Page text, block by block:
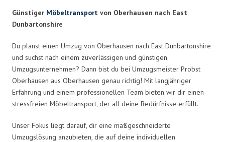
Günstiger Möbeltransport von Oberhausen nach East
Dunbartonshire
Du planst einen Umzug von Oberhausen nach East Dunbartonshire
und suchst nach einem zuverlässigen und günstigen
Umzugsunternehmen? Dann bist du bei Umzugsmeister Probst
Oberhausen aus Oberhausen genau richtig! Mit langjähriger
Erfahrung und einem professionellen Team bieten wir dir einen
stressfreien Möbeltransport, der all deine Bedürfnisse erfüllt.
Unser Fokus liegt darauf, dir eine maßgeschneiderte
Umzugslösung anzubieten, die auf deine individuellen